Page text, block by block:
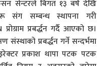
सेन्टरले बिगत १३ बर्ष देखि
संग सम्बन्ध स्थापना गरी
प्रबर्द्धन गर्दै आएको छ।
प्रबर्द्धन गर्ने सन्दर्भमा
प्रकाश थापा पटक पटक